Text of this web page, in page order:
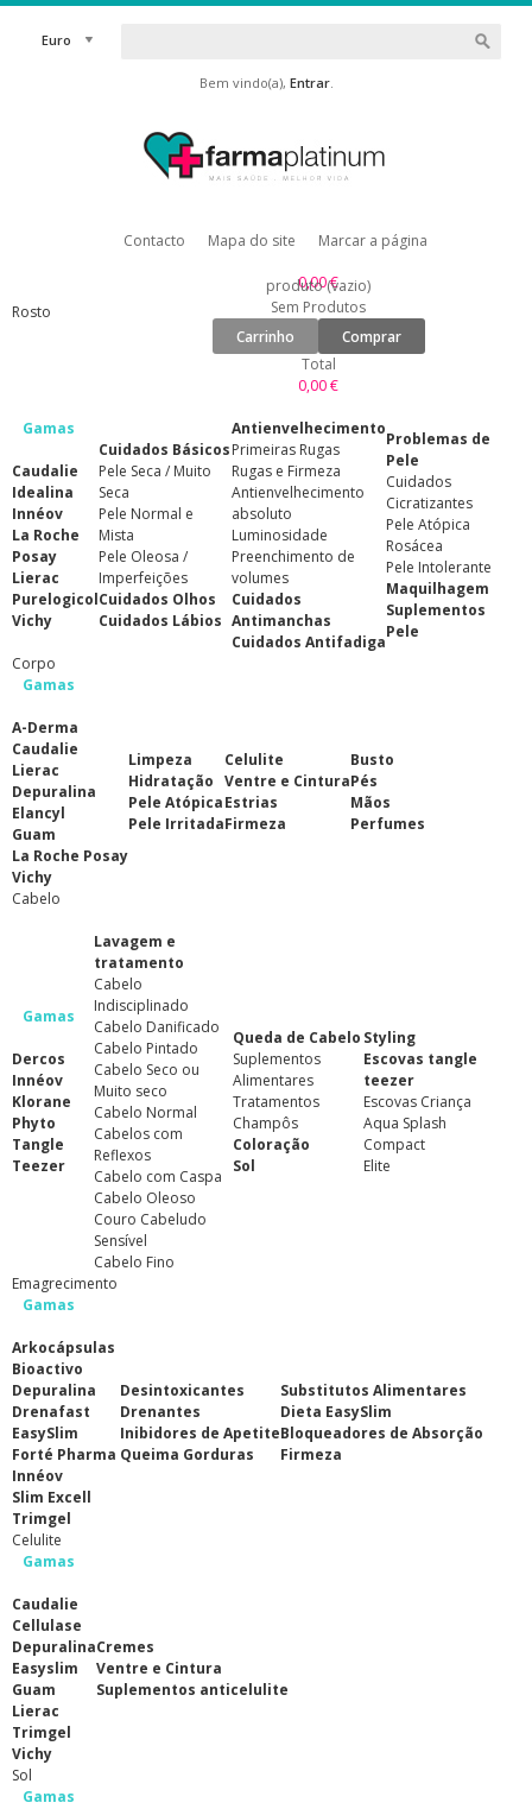
Euro
Bem vindo(a), Entrar.
Contacto Mapa do site Marcar a página
0,00 €
produto (vazio)
Sem Produtos
Carrinho
Comprar
Total
0,00 €
Rosto
Gamas
Caudalie
Idealina
Innéov
La Roche
Posay
Lierac
Purelogicol
Vichy
Cuidados Básicos
Pele Seca / Muito
Seca
Pele Normal e
Mista
Pele Oleosa /
Imperfeições
Cuidados Olhos
Cuidados Lábios
Antienvelhecimento
Primeiras Rugas
Rugas e Firmeza
Antienvelhecimento
absoluto
Luminosidade
Preenchimento de
volumes
Cuidados
Antimanchas
Cuidados Antifadiga
Problemas de
Pele
Cuidados
Cicratizantes
Pele Atópica
Rosácea
Pele Intolerante
Maquilhagem
Suplementos
Pele
Corpo
Gamas
A-Derma
Caudalie
Lierac
Depuralina
Elancyl
Guam
La Roche Posay
Vichy
Limpeza
Hidratação
Pele Atópica
Pele Irritada
Celulite
Ventre e Cintura
Estrias
Firmeza
Busto
Pés
Mãos
Perfumes
Cabelo
Gamas
Dercos
Innéov
Klorane
Phyto
Tangle
Teezer
Lavagem e
tratamento
Cabelo
Indisciplinado
Cabelo Danificado
Cabelo Pintado
Cabelo Seco ou
Muito seco
Cabelo Normal
Cabelos com
Reflexos
Cabelo com Caspa
Cabelo Oleoso
Couro Cabeludo
Sensível
Cabelo Fino
Queda de Cabelo
Suplementos
Alimentares
Tratamentos
Champôs
Coloração
Sol
Styling
Escovas tangle
teezer
Escovas Criança
Aqua Splash
Compact
Elite
Emagrecimento
Gamas
Arkocápsulas
Bioactivo
Depuralina
Drenafast
EasySlim
Forté Pharma
Innéov
Slim Excell
Trimgel
Desintoxicantes
Drenantes
Inibidores de Apetite
Queima Gorduras
Substitutos Alimentares
Dieta EasySlim
Bloqueadores de Absorção
Firmeza
Celulite
Gamas
Caudalie
Cellulase
Depuralina
Easyslim
Guam
Lierac
Trimgel
Vichy
Cremes
Ventre e Cintura
Suplementos anticelulite
Sol
Gamas